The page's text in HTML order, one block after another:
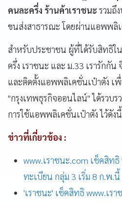
คนละครึ่ง ร้านค้าเราชนะ รวมถึ
ขนส่งสาธารณะ โดยผ่านแอพพลิ
สำหรับประชาชน ผู้ที่ได้รับสิทธิใ
ครึ่ง เราชนะ และ ม.33 เรารักกั
และติดตั้งแอพพลิเคชั่นเป๋าตัง เ
"กรุงเทพธุรกิจออนไลน์" ได้รวบร
การใช้แอพพลิเคชั่นเป๋าตัง ไว้ดังนี้
ข่าวที่เกี่ยวข้อง :
www.เราชนะ.com เช็คสิทธิ
ทะเบียน กลุ่ม 3 เริ่ม 8 ก.พ.นี้
'เราชนะ' เช็คสิทธิ www.เร